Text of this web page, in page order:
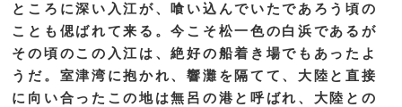
ところに深い入江が、喰い込んでいたであろう頃の
ことも偲ばれて来る。今こそ松一色の白浜であるが
その頃のこの入江は、絶好の船着き場でもあったよ
うだ。室津湾に抱かれ、響灘を隔てて、大陸と直接
に向い合ったこの地は無呂の港と呼ばれ、大陸との